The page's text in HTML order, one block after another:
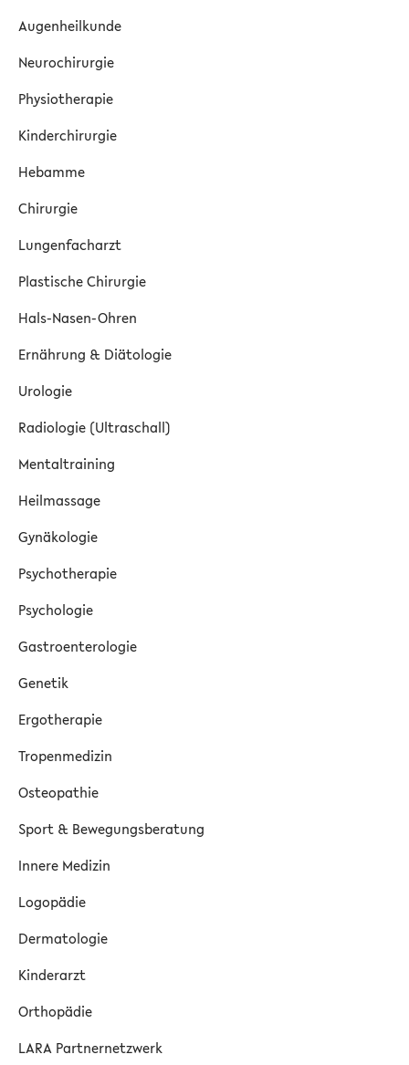
Augenheilkunde
Neurochirurgie
Physiotherapie
Kinderchirurgie
Hebamme
Chirurgie
Lungenfacharzt
Plastische Chirurgie
Hals-Nasen-Ohren
Ernährung & Diätologie
Urologie
Radiologie (Ultraschall)
Mentaltraining
Heilmassage
Gynäkologie
Psychotherapie
Psychologie
Gastroenterologie
Genetik
Ergotherapie
Tropenmedizin
Osteopathie
Sport & Bewegungsberatung
Innere Medizin
Logopädie
Dermatologie
Kinderarzt
Orthopädie
LARA Partnernetzwerk